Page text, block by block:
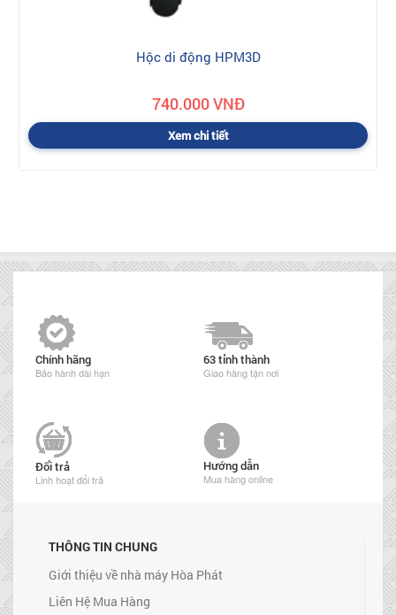
Hộc di động HPM3D
740.000 VNĐ
Xem chi tiết
Chính hãng
Bảo hành dài hạn
63 tỉnh thành
Giao hàng tận nơi
Đổi trả
Linh hoạt đổi trả
Hướng dẫn
Mua hàng online
THÔNG TIN CHUNG
Giới thiệu về nhà máy Hòa Phát
Liên Hệ Mua Hàng